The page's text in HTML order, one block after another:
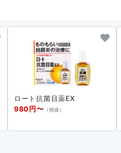
ロート抗菌目薬EX
980円〜 （税抜）